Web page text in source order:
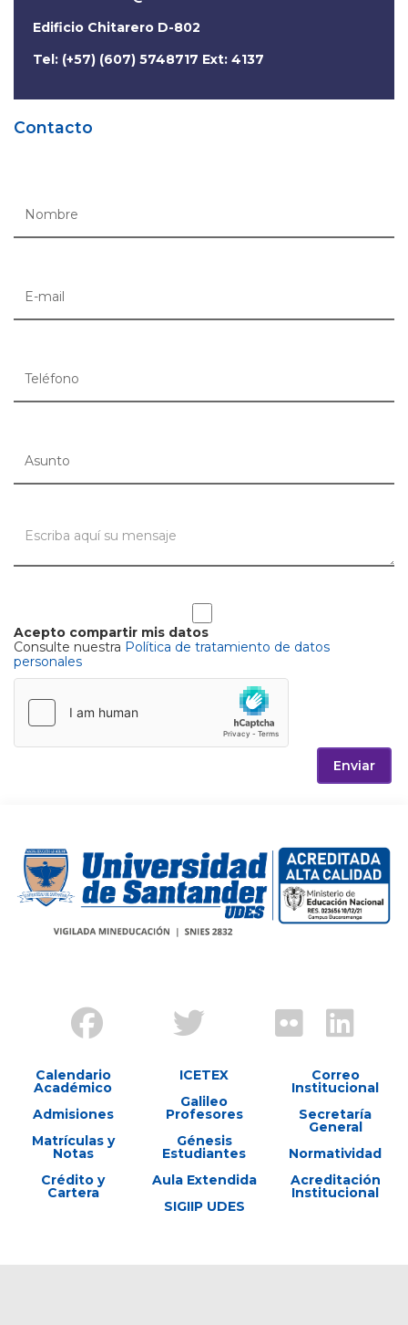
Edificio Chitarero D-802
Tel: (+57) (607) 5748717 Ext: 4137
Contacto
Acepto compartir mis datos
Consulte nuestra Política de tratamiento de datos
personales
Enviar
Calendario
Académico
Admisiones
Matrículas y
Notas
Crédito y
Cartera
ICETEX
Galileo
Profesores
Génesis
Estudiantes
Aula Extendida
SIGIIP UDES
Correo
Institucional
Secretaría
General
Normatividad
Acreditación
Institucional